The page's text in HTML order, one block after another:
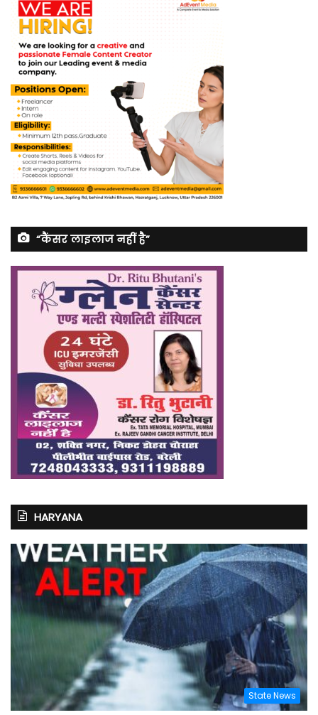
“कैंसर लाइलाज नहीं है”
HARYANA
State News